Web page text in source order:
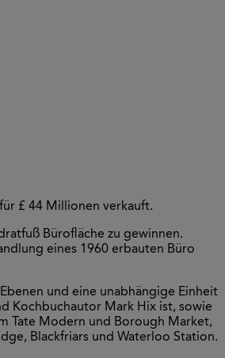
£ 44 Millionen verkauft.
Bürofläche zu gewinnen.
eines 1960 erbauten Büro
und eine unabhängige Einheit
Kochbuchautor Mark Hix ist, sowie
Tate Modern und Borough Market,
Blackfriars und Waterloo Station.